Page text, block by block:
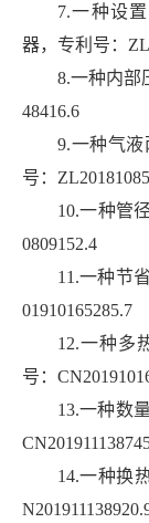
7.一种设
器，专利号：
8.一种内部
48416.6
9.一种气液
号：
10.一种管
0809152.4
11.一种节
01910165285.7
12.一种多
号：
13.一种数
14.一种换